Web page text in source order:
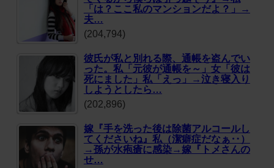
「は？ここ私のマンションだよ？」→
夫…
(204,794)
彼氏が私と別れる際、通帳を盗んでい
った。私「元彼が通帳を～」女「彼は
死にました」私「えっ」→泣き寝入り
しようとしたら…
(202,896)
嫁『手を洗った後は除菌アルコールし
てくださいね』私（潔癖症だなぁ‥）
→孫が水疱瘡に感染→嫁『トメさんの
せ…